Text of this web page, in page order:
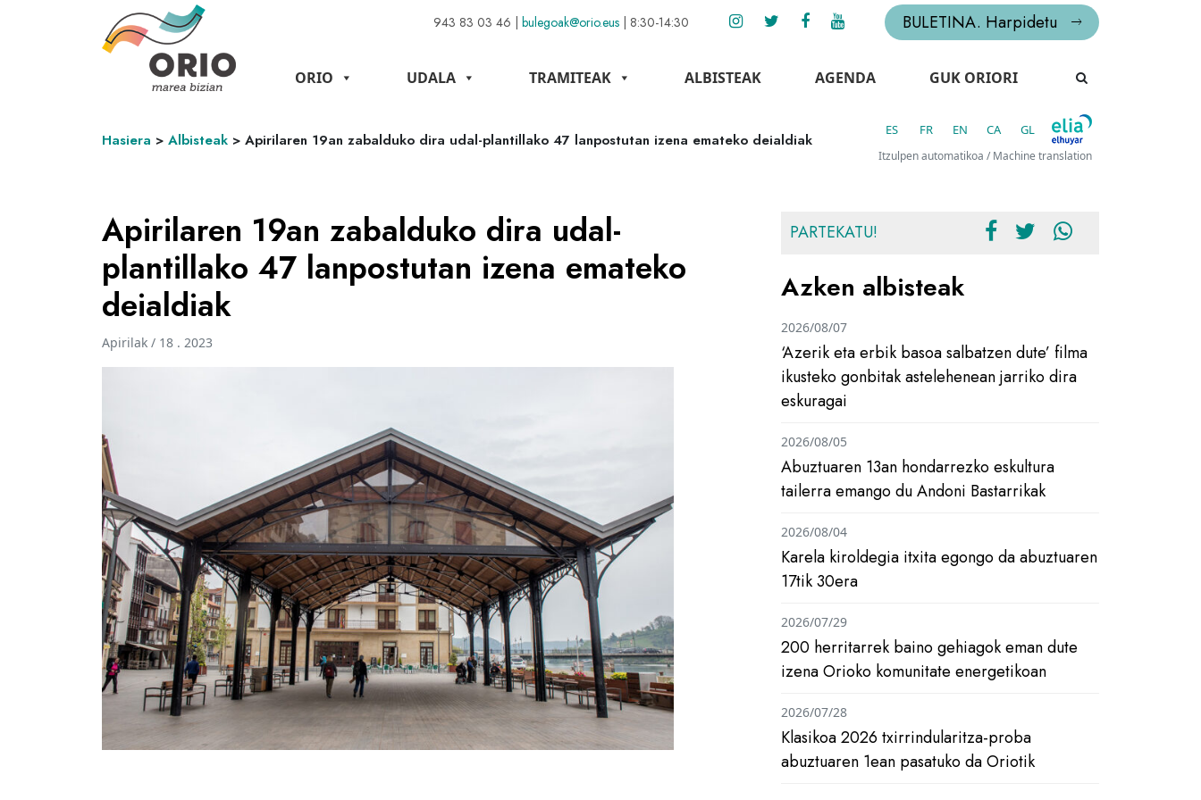
943 83 03 46 | bulegoak@orio.eus | 8:30-14:30 BULETINA. Harpidetu
ORIO UDALA TRAMITEAK ALBISTEAK AGENDA GUK ORIORI
Hasiera > Albisteak > Apirilaren 19an zabalduko dira udal-plantillako 47 lanpostutan izena emateko deialdiak
ES FR EN CA GL
Itzulpen automatikoa / Machine translation
Apirilaren 19an zabalduko dira udal-
plantillako 47 lanpostutan izena emateko
deialdiak
Apirilak / 18 . 2023
PARTEKATU!
Azken albisteak
‘Azerik eta erbik basoa salbatzen dute’ filma
ikusteko gonbitak astelehenean jarriko dira
eskuragai
2026/08/07
Abuztuaren 13an hondarrezko eskultura
tailerra emango du Andoni Bastarrikak
2026/08/05
Karela kiroldegia itxita egongo da abuztuaren
17tik 30era
2026/08/04
200 herritarrek baino gehiagok eman dute
izena Orioko komunitate energetikoan
2026/07/29
Klasikoa 2026 txirrindularitza-proba
abuztuaren 1ean pasatuko da Oriotik
2026/07/28